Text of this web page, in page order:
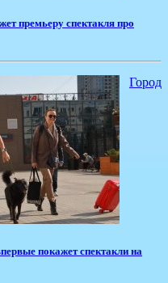
премьеру спектакля про
Город
покажет спектакли на